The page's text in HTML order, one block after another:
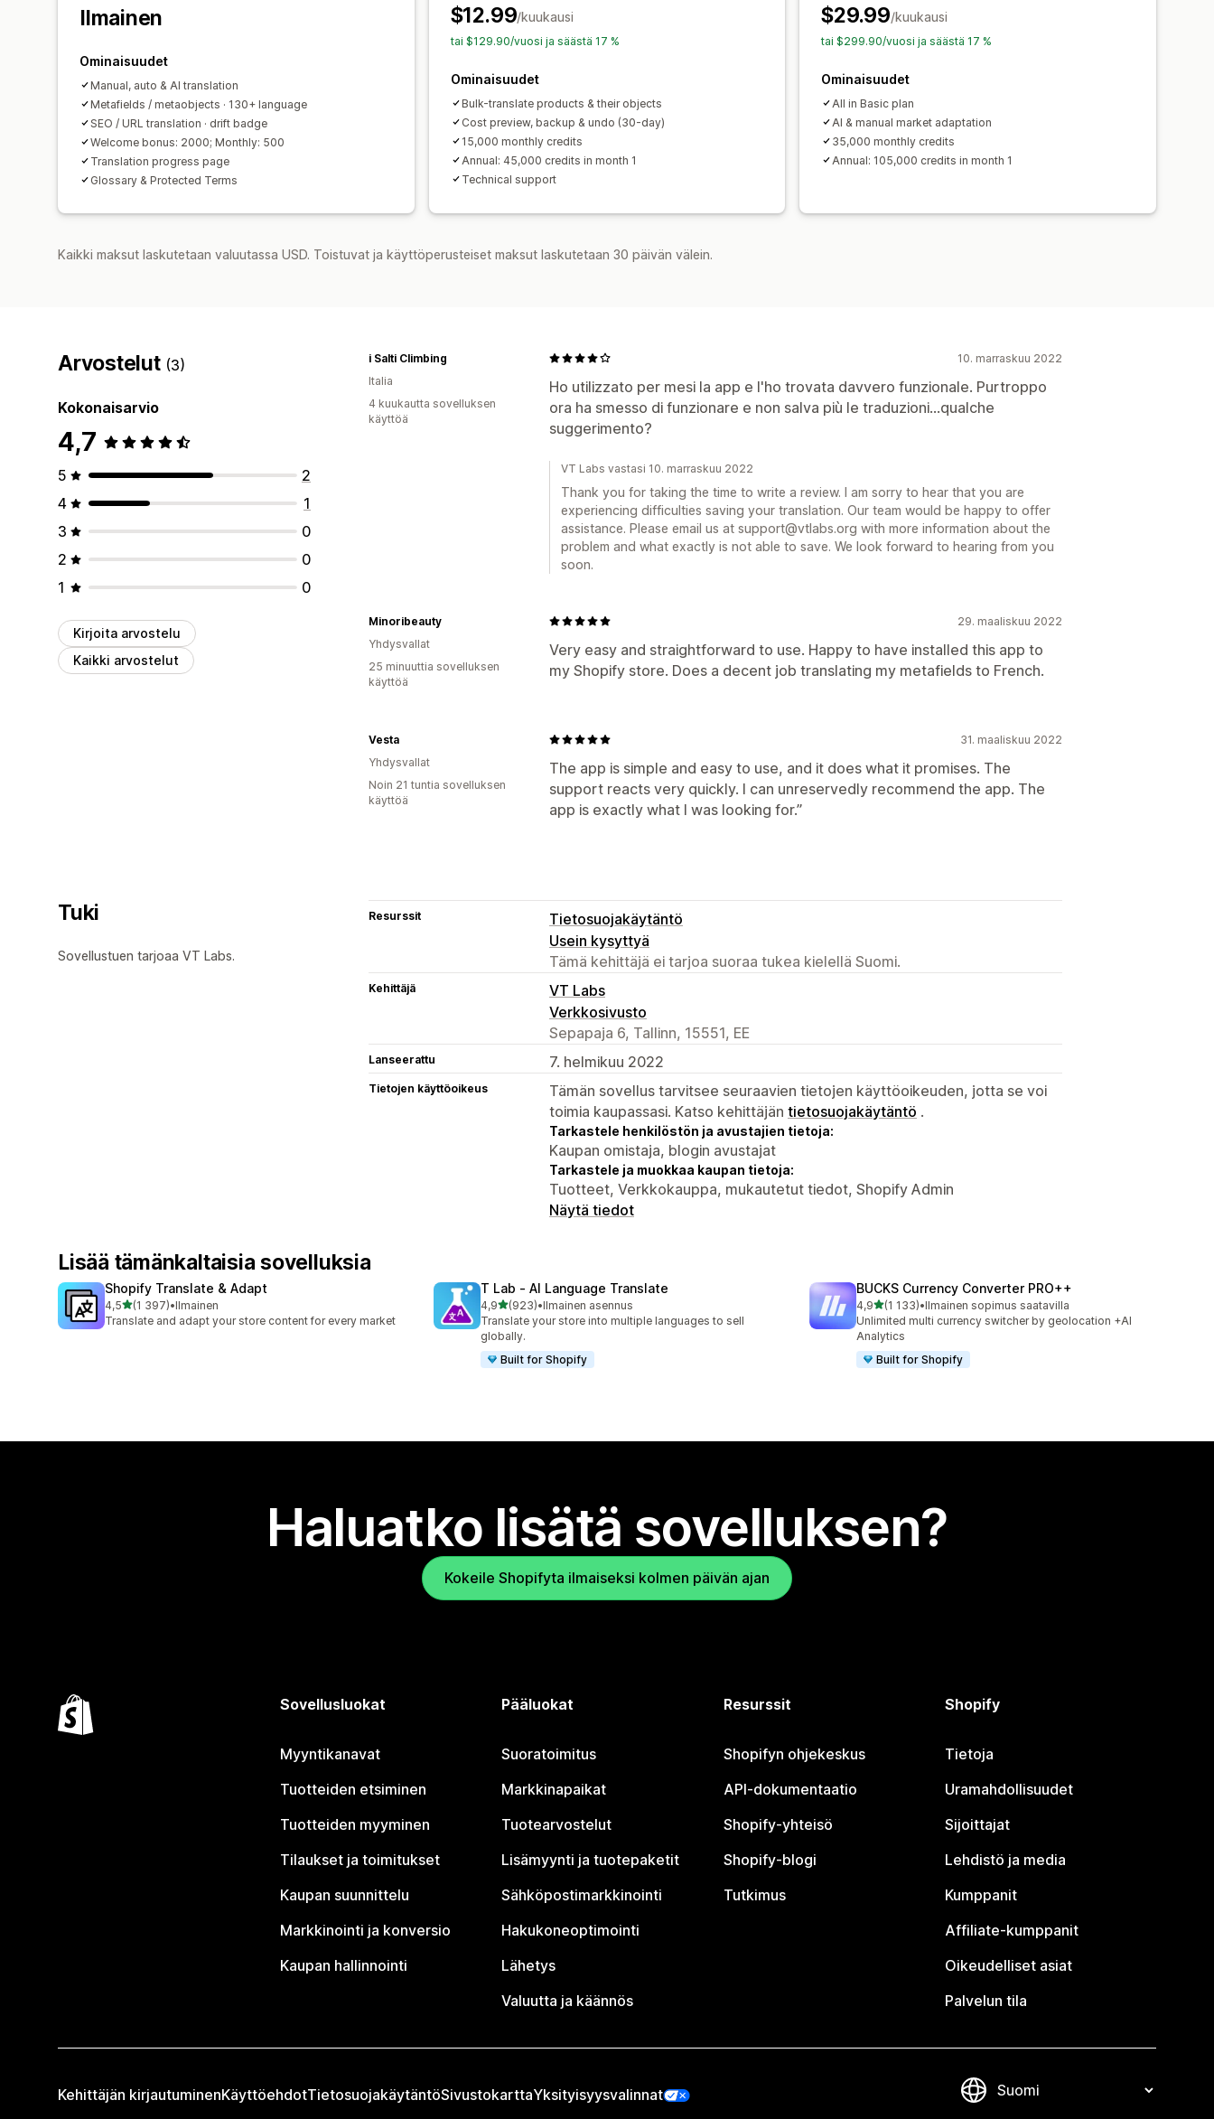
Ilmainen
Ominaisuudet
Manual, auto & AI translation
Metafields / metaobjects · 130+ language
SEO / URL translation · drift badge
Welcome bonus: 2000; Monthly: 500
Translation progress page
Glossary & Protected Terms
$12.99/kuukausi
tai $129.90/vuosi ja säästä 17 %
Ominaisuudet
Bulk-translate products & their objects
Cost preview, backup & undo (30-day)
15,000 monthly credits
Annual: 45,000 credits in month 1
Technical support
$29.99/kuukausi
tai $299.90/vuosi ja säästä 17 %
Ominaisuudet
All in Basic plan
AI & manual market adaptation
35,000 monthly credits
Annual: 105,000 credits in month 1
Kaikki maksut laskutetaan valuutassa USD. Toistuvat ja käyttöperusteiset maksut laskutetaan 30 päivän välein.
Arvostelut (3)
Kokonaisarvio
4,7
5
2
4
1
3
0
2
0
1
0
Kirjoita arvostelu
Kaikki arvostelut
10. marraskuu 2022
Ho utilizzato per mesi la app e l'ho trovata davvero funzionale. Purtroppo
ora ha smesso di funzionare e non salva più le traduzioni...qualche
suggerimento?
i Salti Climbing
Italia
4 kuukautta sovelluksen
käyttöä
VT Labs vastasi 10. marraskuu 2022
Thank you for taking the time to write a review. I am sorry to hear that you are
experiencing difficulties saving your translation. Our team would be happy to offer
assistance. Please email us at support@vtlabs.org with more information about the
problem and what exactly is not able to save. We look forward to hearing from you
soon.
29. maaliskuu 2022
Very easy and straightforward to use. Happy to have installed this app to
my Shopify store. Does a decent job translating my metafields to French.
Minoribeauty
Yhdysvallat
25 minuuttia sovelluksen
käyttöä
31. maaliskuu 2022
The app is simple and easy to use, and it does what it promises. The
support reacts very quickly. I can unreservedly recommend the app. The
app is exactly what I was looking for.”
Vesta
Yhdysvallat
Noin 21 tuntia sovelluksen
käyttöä
Tuki
Sovellustuen tarjoaa VT Labs.
Resurssit
Tietosuojakäytäntö
Usein kysyttyä
Tämä kehittäjä ei tarjoa suoraa tukea kielellä Suomi.
Kehittäjä
VT Labs
Verkkosivusto
Sepapaja 6, Tallinn, 15551, EE
Lanseerattu 7. helmikuu 2022
Tietojen käyttöoikeus
Tämän sovellus tarvitsee seuraavien tietojen käyttöoikeuden, jotta se voi
toimia kaupassasi. Katso kehittäjän tietosuojakäytäntö .
Tarkastele henkilöstön ja avustajien tietoja:
Kaupan omistaja, blogin avustajat
Tarkastele ja muokkaa kaupan tietoja:
Tuotteet, Verkkokauppa, mukautetut tiedot, Shopify Admin
Näytä tiedot
Lisää tämänkaltaisia sovelluksia
Shopify Translate & Adapt
4,5/ 5 tähteä
(1 397)
1397 arvostelua yhteensä
•Ilmainen
Translate and adapt your store content for every market
T Lab ‑ AI Language Translate
4,9/ 5 tähteä
(923)
923 arvostelua yhteensä
•Ilmainen asennus
Translate your store into multiple languages to sell
globally.
Built for Shopify
BUCKS Currency Converter PRO++
4,9/ 5 tähteä
(1 133)
1133 arvostelua yhteensä
•Ilmainen sopimus saatavilla
Unlimited multi currency switcher by geolocation +AI
Analytics
Built for Shopify
Haluatko lisätä sovelluksen?
Kokeile Shopifyta ilmaiseksi kolmen päivän ajan
Sovellusluokat
Myyntikanavat
Tuotteiden etsiminen
Tuotteiden myyminen
Tilaukset ja toimitukset
Kaupan suunnittelu
Markkinointi ja konversio
Kaupan hallinnointi
Pääluokat
Suoratoimitus
Markkinapaikat
Tuotearvostelut
Lisämyynti ja tuotepaketit
Sähköpostimarkkinointi
Hakukoneoptimointi
Lähetys
Valuutta ja käännös
Resurssit
Shopifyn ohjekeskus
API-dokumentaatio
Shopify-yhteisö
Shopify-blogi
Tutkimus
Shopify
Tietoja
Uramahdollisuudet
Sijoittajat
Lehdistö ja media
Kumppanit
Affiliate-kumppanit
Oikeudelliset asiat
Palvelun tila
Kehittäjän kirjautuminenKäyttöehdotTietosuojakäytäntöSivustokarttaYksityisyysvalinnat